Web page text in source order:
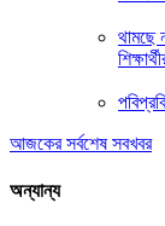
থামছে
আজকের সর্বশেষ সবখবর
অন্যান্য